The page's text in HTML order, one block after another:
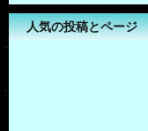
人気の投稿とページ